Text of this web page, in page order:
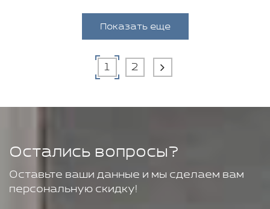
Показать еще
1 2
Остались вопросы?
Оставьте ваши данные и мы сделаем вам
персональную скидку!